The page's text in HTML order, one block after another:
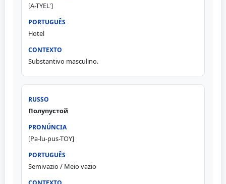
[A-TYEL']
Hotel
Substantivo masculino.
Полупустой
[Pa-lu-pus-TOY]
Semivazio / Meio vazio